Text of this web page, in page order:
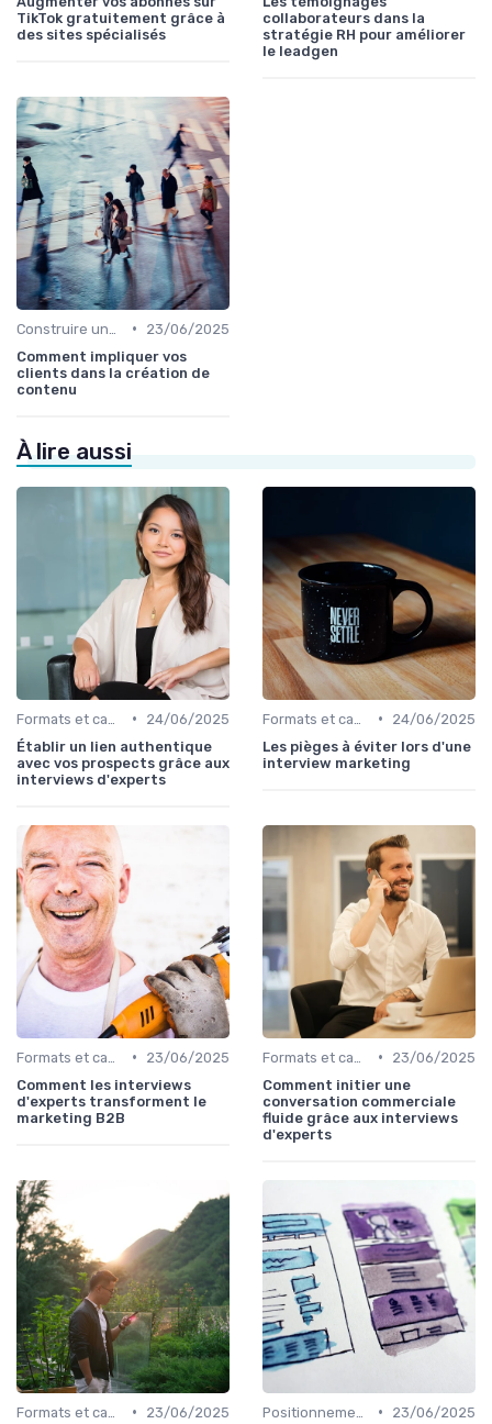
TikTok gratuitement grâce à
des sites spécialisés
collaborateurs dans la
stratégie RH pour améliorer
le leadgen
•
23/06/2025
Comment impliquer vos
clients dans la création de
contenu
À lire aussi
•
24/06/2025
Établir un lien authentique
avec vos prospects grâce aux
interviews d'experts
•
24/06/2025
Les pièges à éviter lors d'une
interview marketing
•
23/06/2025
Comment les interviews
d'experts transforment le
marketing B2B
•
23/06/2025
Comment initier une
conversation commerciale
fluide grâce aux interviews
d'experts
•
23/06/2025
•
23/06/2025